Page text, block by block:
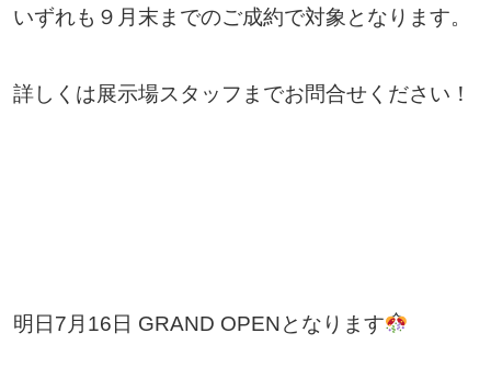
いずれも９月末までのご成約で対象となります。
詳しくは展示場スタッフまでお問合せください！
明日7月16日 GRAND OPENとなります